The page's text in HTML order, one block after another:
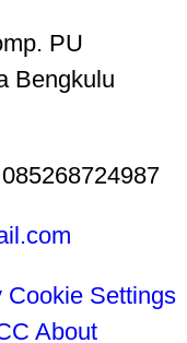
PU
Bengkulu
Cookie Settings
About